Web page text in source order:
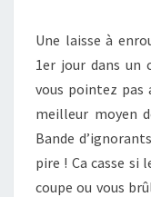
Une laisse à
1er jour dans un
vous pointez pas
meilleur moyen
Bande
pire ! Ca casse si
coupe ou vous